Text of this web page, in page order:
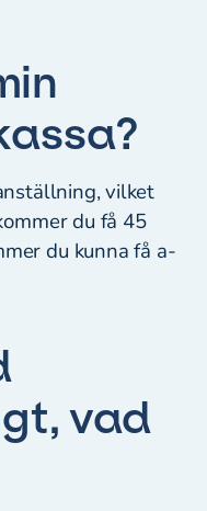
vilket
du få 45
du kunna få a-
vad